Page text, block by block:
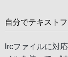
自分でテキスト
lrcファイルに対